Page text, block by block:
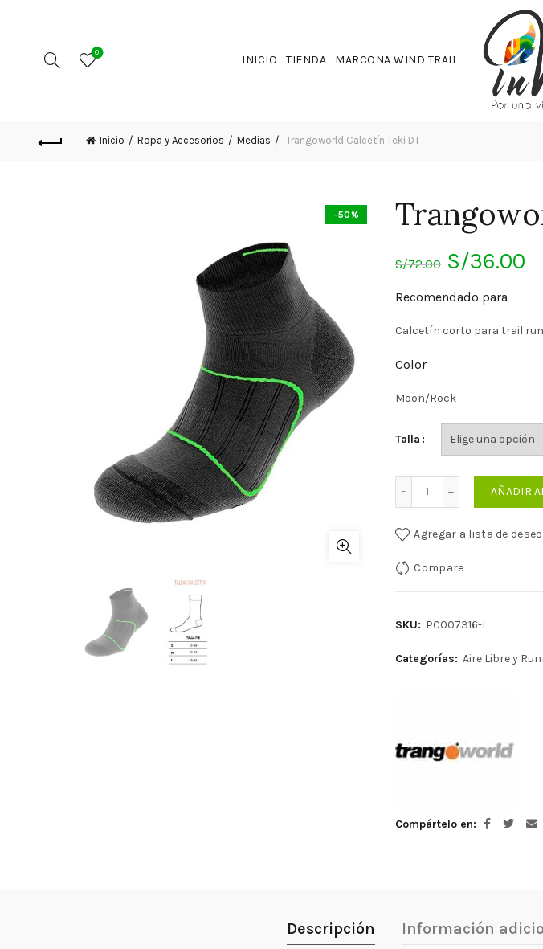
0
INICIO TIENDA MARCONA WIND TRAIL
Inicio Ropa y Accesorios Medias Trangoworld Calcetín Teki DT
-50%
S/72.00 El
precio
original
S/72.00.
S/36.00
Recomendado para
Calcetín corto para trail
Color
Moon/Rock
Talla
AÑADIR
Agregar a lista de
Compare
SKU: PC007316-L
Categorías: Aire Libre y
Compártelo en
Descripción Información